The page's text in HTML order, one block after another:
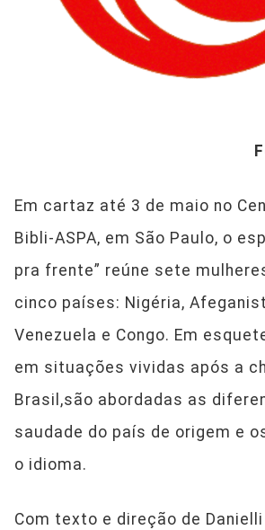
Em cartaz até 3 de maio no
Bibli-ASPA, em São Paulo, o
pra frente” reúne sete
cinco países: Nigéria,
Venezuela e Congo. Em
em situações vividas após a
Brasil,são abordadas as
saudade do país de origem e
o idioma.
Com texto e direção de